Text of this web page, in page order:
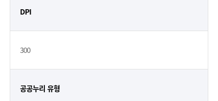
DPI
300
공공누리 유형